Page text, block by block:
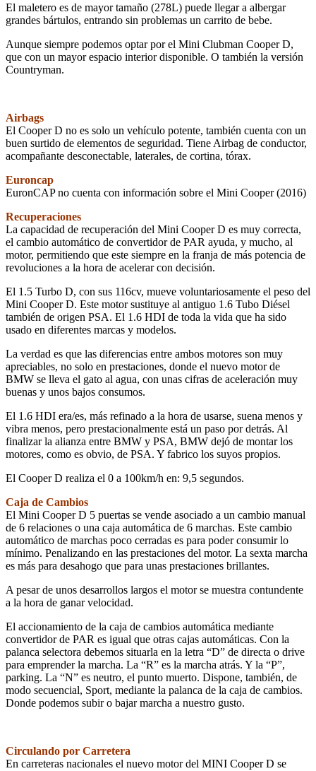
El maletero es de mayor tamaño (278L) puede llegar a albergar
grandes bártulos, entrando sin problemas un carrito de bebe.
Aunque siempre podemos optar por el Mini Clubman Cooper D,
que con un mayor espacio interior disponible. O también la versión
Countryman.
Airbags
El Cooper D no es solo un vehículo potente, también cuenta con un
buen surtido de elementos de seguridad. Tiene Airbag de conductor,
acompañante desconectable, laterales, de cortina, tórax.
Euroncap
EuronCAP no cuenta con información sobre el Mini Cooper (2016)
Recuperaciones
La capacidad de recuperación del Mini Cooper D es muy correcta,
el cambio automático de convertidor de PAR ayuda, y mucho, al
motor, permitiendo que este siempre en la franja de más potencia de
revoluciones a la hora de acelerar con decisión.
El 1.5 Turbo D, con sus 116cv, mueve voluntariosamente el peso del
Mini Cooper D. Este motor sustituye al antiguo 1.6 Tubo Diésel
también de origen PSA. El 1.6 HDI de toda la vida que ha sido
usado en diferentes marcas y modelos.
La verdad es que las diferencias entre ambos motores son muy
apreciables, no solo en prestaciones, donde el nuevo motor de
BMW se lleva el gato al agua, con unas cifras de aceleración muy
buenas y unos bajos consumos.
El 1.6 HDI era/es, más refinado a la hora de usarse, suena menos y
vibra menos, pero prestacionalmente está un paso por detrás. Al
finalizar la alianza entre BMW y PSA, BMW dejó de montar los
motores, como es obvio, de PSA. Y fabrico los suyos propios.
El Cooper D realiza el 0 a 100km/h en: 9,5 segundos.
Caja de Cambios
El Mini Cooper D 5 puertas se vende asociado a un cambio manual
de 6 relaciones o una caja automática de 6 marchas. Este cambio
automático de marchas poco cerradas es para poder consumir lo
mínimo. Penalizando en las prestaciones del motor. La sexta marcha
es más para desahogo que para unas prestaciones brillantes.
A pesar de unos desarrollos largos el motor se muestra contundente
a la hora de ganar velocidad.
El accionamiento de la caja de cambios automática mediante
convertidor de PAR es igual que otras cajas automáticas. Con la
palanca selectora debemos situarla en la letra “D” de directa o drive
para emprender la marcha. La “R” es la marcha atrás. Y la “P”,
parking. La “N” es neutro, el punto muerto. Dispone, también, de
modo secuencial, Sport, mediante la palanca de la caja de cambios.
Donde podemos subir o bajar marcha a nuestro gusto.
Circulando por Carretera
En carreteras nacionales el nuevo motor del MINI Cooper D se